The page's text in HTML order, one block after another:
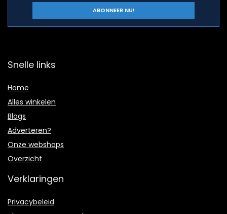
Snelle links
Home
Alles winkelen
Blogs
Adverteren?
Onze webshops
Overzicht
Verklaringen
Privacybeleid